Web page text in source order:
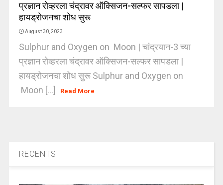
प्रज्ञान रोव्हरला चंद्रावर ऑक्सिजन-सल्फर सापडला |
हायड्रोजनचा शोध सुरू
August 30, 2023
Sulphur and Oxygen on Moon | चांद्रयान-3 च्या
प्रज्ञान रोव्हरला चंद्रावर ऑक्सिजन-सल्फर सापडला |
हायड्रोजनचा शोध सुरू Sulphur and Oxygen on
Moon [...]
Read More
RECENTS